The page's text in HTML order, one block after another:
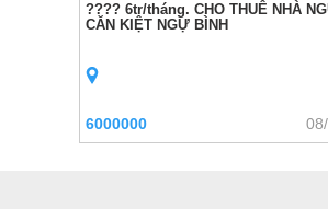
???? 6tr/tháng. CHO THUÊ NHÀ
CĂN KIỆT NGỰ BÌNH
6000000